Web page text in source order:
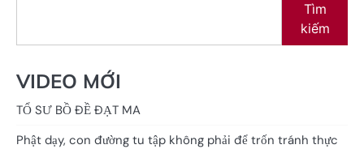
Tìm
kiếm
VIDEO MỚI
TỔ SƯ BỒ ĐỀ ĐẠT MA
Phật dạy, con đường tu tập không phải để trốn tránh thực